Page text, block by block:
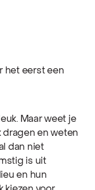
het eerst een
Maar weet je
dragen en weten
dan niet
is uit
en hun